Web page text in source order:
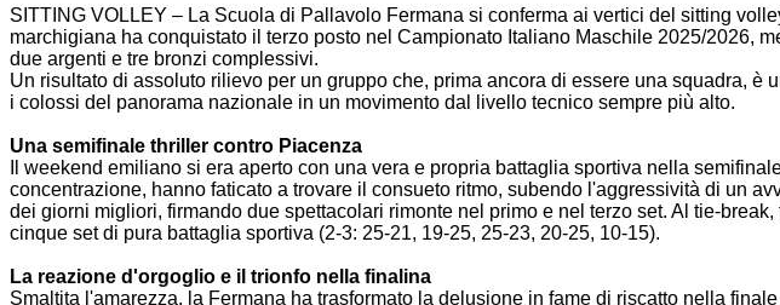
SITTING VOLLEY – La Scuola di Pallavolo Fermana si conferma ai vertici del sitting
marchigiana ha conquistato il terzo posto nel Campionato Italiano Maschile 2025/2026,
due argenti e tre bronzi complessivi.
Un risultato di assoluto rilievo per un gruppo che, prima ancora di essere una squadra,
i colossi del panorama nazionale in un movimento dal livello tecnico sempre più alto.
Una semifinale thriller contro Piacenza
Il weekend emiliano si era aperto con una vera e propria battaglia sportiva nella
concentrazione, hanno faticato a trovare il consueto ritmo, subendo l'aggressività di un
dei giorni migliori, firmando due spettacolari rimonte nel primo e nel terzo set. Al tie-
cinque set di pura battaglia sportiva (2-3: 25-21, 19-25, 25-23, 20-25, 10-15).
La reazione d'orgoglio e il trionfo nella finalina
Smaltita l'amarezza, la Fermana ha trasformato la delusione in fame di riscatto nella